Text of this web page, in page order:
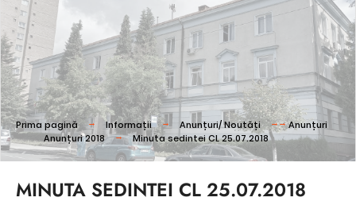
Prima pagină Informații Anunțuri/ Noutăți
Anunțuri
Anunțuri 2018
Minuta sedintei CL 25.07.2018
MINUTA SEDINTEI CL 25.07.2018